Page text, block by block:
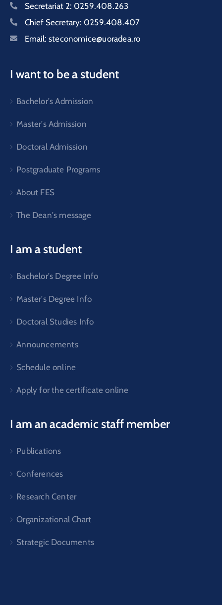
Secretariat 2: 0259.408.263
Chief Secretary: 0259.408.407
Email: steconomice@uoradea.ro
I want to be a student
Bachelor's Admission
Master's Admission
Doctoral Admission
Postgraduate Programs
About FES
The Dean's message
I am a student
Bachelor's Degree Info
Master's Degree Info
Doctoral Studies Info
Announcements
Schedule online
Apply for the certificate online
I am an academic staff member
Publications
Conferences
Research Center
Organizational Chart
Strategic Documents